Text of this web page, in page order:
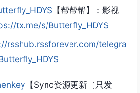
【帮帮帮】：影视
tx.me/s/Butterfly_HDYS
rsshub.rssforever.com/telegra
【Sync资源更新（只发